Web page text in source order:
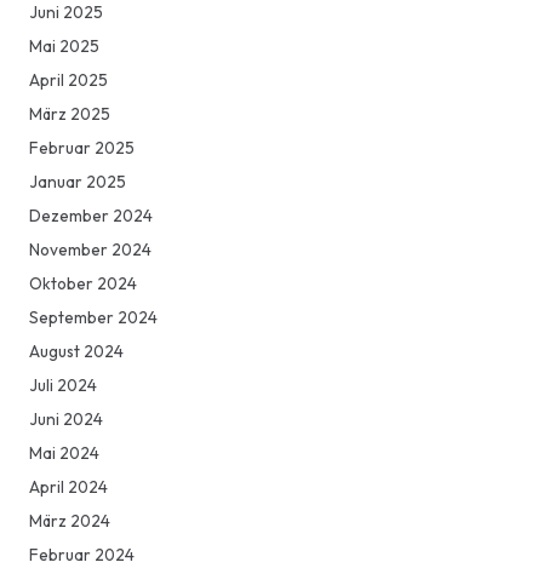
Juni 2025
Mai 2025
April 2025
März 2025
Februar 2025
Januar 2025
Dezember 2024
November 2024
Oktober 2024
September 2024
August 2024
Juli 2024
Juni 2024
Mai 2024
April 2024
März 2024
Februar 2024